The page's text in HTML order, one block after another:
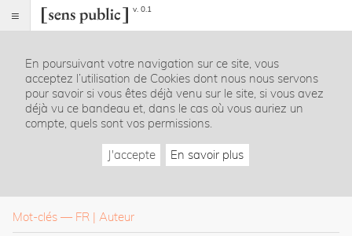
v. 0.1
Index
Rubriques
Essais
En poursuivant votre navigation sur ce site, vous
acceptez l’utilisation de Cookies dont nous nous servons
pour savoir si vous êtes déjà venu sur le site, si vous avez
déjà vu ce bandeau et, dans le cas où vous auriez un
compte, quels sont vos permissions.
J'accepte En savoir plus
Mot-clés — FR Auteur